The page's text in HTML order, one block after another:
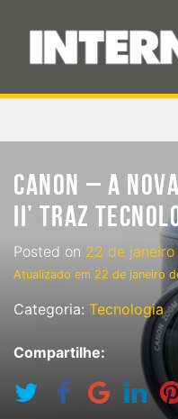
CANON – A
II’ TRAZ
Posted on 22 de
Atualizado em 22 de janeiro
Categoria: Tecnologia
Compartilhe: